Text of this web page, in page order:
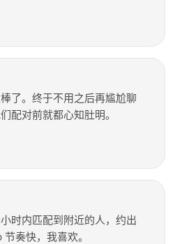
了。终于不用之后再尴尬聊
配对前就都心知肚明。
时内匹配到附近的人，约出
奏快，我喜欢。